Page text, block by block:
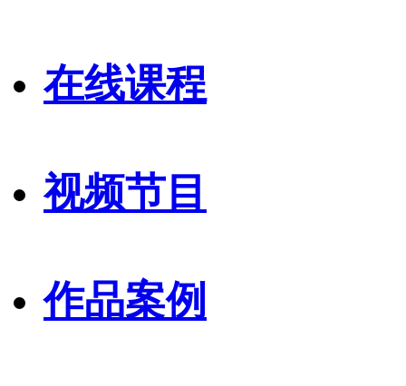
在线课程
视频节目
作品案例